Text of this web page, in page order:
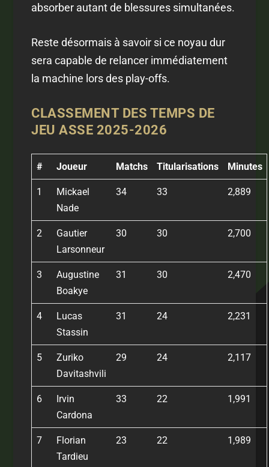
absorber autant de blessures simultanées.
Reste désormais à savoir si ce noyau dur
sera capable de relancer immédiatement
la machine lors des play-offs.
CLASSEMENT DES TEMPS DE
JEU ASSE 2025-2026
# Joueur Matchs Titularisations Minutes
1
Mickael
Nade
34 33 2,889
2
Gautier
Larsonneur
30 30 2,700
3
Augustine
Boakye
31 30 2,470
4
Lucas
Stassin
31 24 2,231
5
Zuriko
Davitashvili
29 24 2,117
6
Irvin
Cardona
33 22 1,991
7
Florian
Tardieu
23 22 1,989